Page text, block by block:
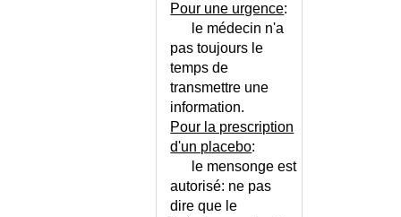
MEDICAMENTEUSES
INTERROGATOIRE DE
INTERROGATOIRE DE
INTERROGATOIRE DE LA
INTERRUPTION MEDICALE DE
Pour une urgence:
le médecin n'a
pas toujours le
temps de
transmettre une
information.
Pour la prescription
d'un placebo:
le mensonge est
autorisé: ne pas
dire que le